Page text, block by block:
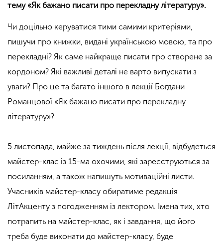
тему «Як бажано писати про перекладну літературу».
Чи доцільно керуватися тими самими критеріями,
пишучи про книжки, видані українською мовою, та про
перекладні? Як саме найкраще писати про створене за
кордоном? Які важливі деталі не варто випускати з
уваги? Про це та багато іншого в лекції Богдани
Романцової «Як бажано писати про перекладну
літературу»?
5 листопада, майже за тиждень після лекції, відбудеться
майстер-клас із 15-ма охочими, які зареєструються за
посиланням, а також напишуть мотиваційні листи.
Учасників майстер-класу обиратиме редакція
ЛітАкценту з погодженням із лектором. Імена тих, хто
потрапить на майстер-клас, як і завдання, що його
треба буде виконати до майстер-класу, буде